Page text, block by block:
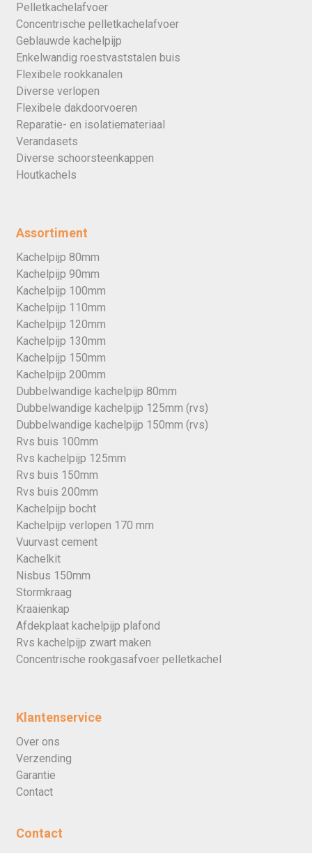
Pelletkachelafvoer
Concentrische pelletkachelafvoer
Geblauwde kachelpijp
Enkelwandig roestvaststalen buis
Flexibele rookkanalen
Diverse verlopen
Flexibele dakdoorvoeren
Reparatie- en isolatiemateriaal
Verandasets
Diverse schoorsteenkappen
Houtkachels
Assortiment
Kachelpijp 80mm
Kachelpijp 90mm
Kachelpijp 100mm
Kachelpijp 110mm
Kachelpijp 120mm
Kachelpijp 130mm
Kachelpijp 150mm
Kachelpijp 200mm
Dubbelwandige kachelpijp 80mm
Dubbelwandige kachelpijp 125mm (rvs)
Dubbelwandige kachelpijp 150mm (rvs)
Rvs buis 100mm
Rvs kachelpijp 125mm
Rvs buis 150mm
Rvs buis 200mm
Kachelpijp bocht
Kachelpijp verlopen 170 mm
Vuurvast cement
Kachelkit
Nisbus 150mm
Stormkraag
Kraaienkap
Afdekplaat kachelpijp plafond
Rvs kachelpijp zwart maken
Concentrische rookgasafvoer pelletkachel
Klantenservice
Over ons
Verzending
Garantie
Contact
Contact